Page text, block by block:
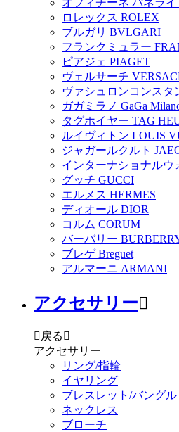
ロレックス ROLEX
ブルガリ BVLGARI
フランクミュラー
ピアジェ PIAGET
ヴェルサーチ
ヴァシュロンコンスタ
ガガミラノ GaGa
タグホイヤー TAG
ルイヴィトン LOUIS
ジャガールクルト
インターナショナルウ
グッチ GUCCI
エルメス HERMES
ディオール DIOR
コルム CORUM
バーバリー
ブレゲ Breguet
アルマーニ ARMANI
アクセサリー
戻る 
アクセサリー
リング/指輪
イヤリング
ブレスレット/バングル
ネックレス
ブローチ